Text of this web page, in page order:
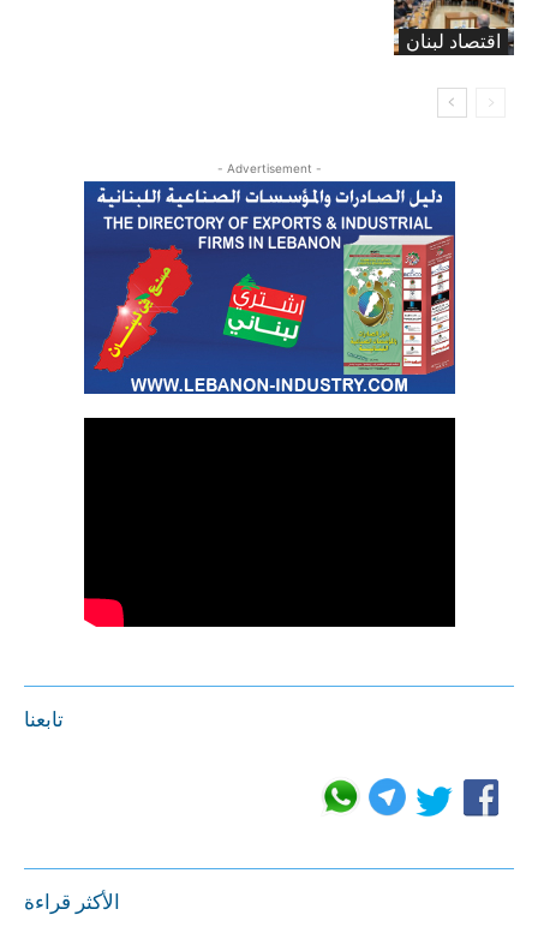
اقتصاد لبنان
موازنة 2026
- Advertisement -
تابعنا
الأكثر قراءة